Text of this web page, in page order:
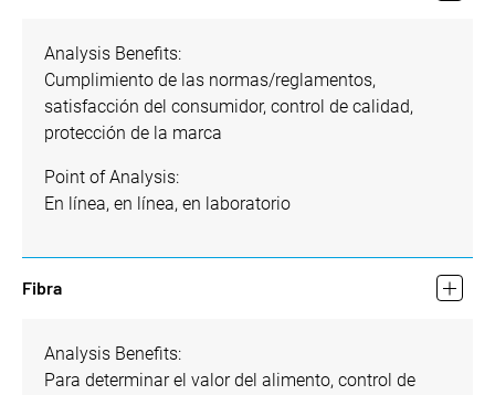
Analysis Benefits:
Cumplimiento de las normas/reglamentos,
satisfacción del consumidor, control de calidad,
protección de la marca
Point of Analysis:
En línea, en línea, en laboratorio
Fibra
Analysis Benefits:
Para determinar el valor del alimento, control de